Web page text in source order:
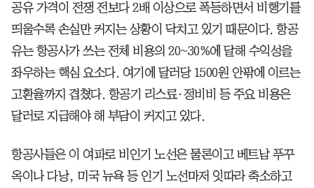
공유 가격이 전쟁 전보다 2배 이상으로 폭등하면서 비행기를
띄울수록 손실만 커지는 상황이 닥치고 있기 때문이다. 항공
유는 항공사가 쓰는 전체 비용의 20~30%에 달해 수익성을
좌우하는 핵심 요소다. 여기에 달러당 1500원 안팎에 이르는
고환율까지 겹쳤다. 항공기 리스료·정비비 등 주요 비용은
달러로 지급해야 해 부담이 커지고 있다.
항공사들은 이 여파로 비인기 노선은 물론이고 베트남 푸꾸
옥이나 다낭, 미국 뉴욕 등 인기 노선마저 잇따라 축소하고